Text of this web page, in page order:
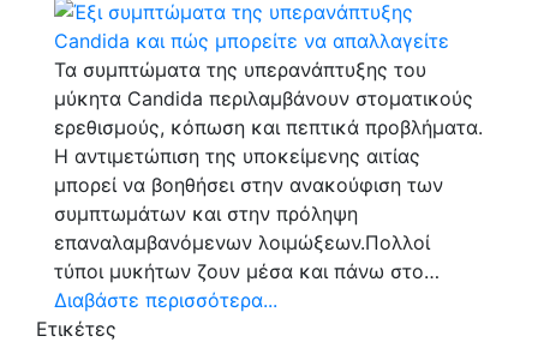
Τα συμπτώματα της υπερανάπτυξης του
μύκητα Candida περιλαμβάνουν στοματικούς
ερεθισμούς, κόπωση και πεπτικά προβλήματα.
Η αντιμετώπιση της υποκείμενης αιτίας
μπορεί να βοηθήσει στην ανακούφιση των
συμπτωμάτων και στην πρόληψη
επαναλαμβανόμενων λοιμώξεων.Πολλοί
τύποι μυκήτων ζουν μέσα και πάνω στο…
Διαβάστε περισσότερα...
Ετικέτες